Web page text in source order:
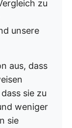
zu
unsere
aus, dass
sie zu
weniger
sie